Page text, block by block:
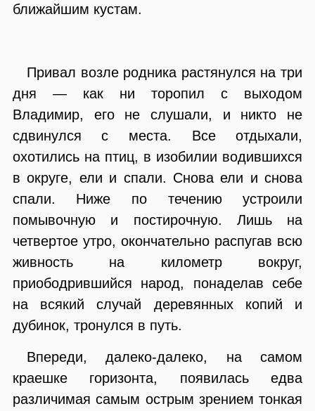
ближайшим кустам.
Привал возле родника растянулся на три
дня — как ни торопил с выходом
Владимир, его не слушали, и никто не
сдвинулся с места. Все отдыхали,
охотились на птиц, в изобилии водившихся
в округе, ели и спали. Снова ели и снова
спали. Ниже по течению устроили
помывочную и постирочную. Лишь на
четвертое утро, окончательно распугав всю
живность на километр вокруг,
приободрившийся народ, понаделав себе
на всякий случай деревянных копий и
дубинок, тронулся в путь.
Впереди, далеко-далеко, на самом
краешке горизонта, появилась едва
различимая самым острым зрением тонкая